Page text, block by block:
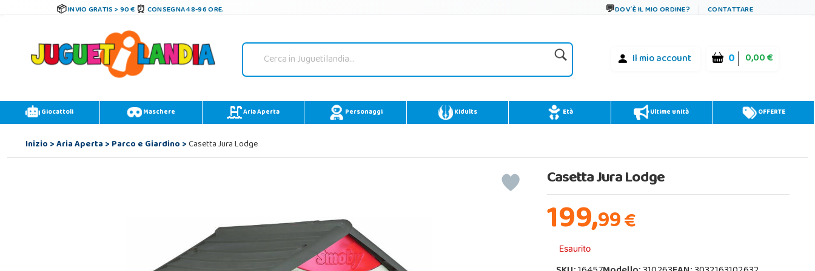
INVIO GRATIS > 90 € CONSEGNA 48-96 ORE. DOV´È IL MIO ORDINE? CONTATTARE
Il mio account 0 0,00 €
Giocattoli Maschere Aria Aperta Personaggi Kidults Età Ultime unità OFFERTE
Inizio>Aria Aperta>Parco e Giardino>Casetta Jura Lodge
Casetta Jura Lodge
199,99€
Esaurito